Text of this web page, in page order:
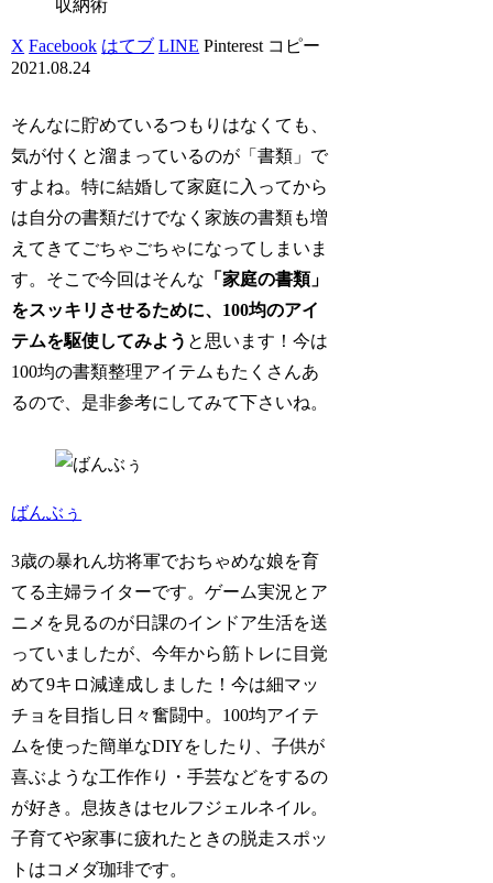
収納術
X Facebook はてブ LINE Pinterest コピー
2021.08.24
そんなに貯めているつもりはなくても、
気が付くと溜まっているのが「書類」で
すよね。特に結婚して家庭に入ってから
は自分の書類だけでなく家族の書類も増
えてきてごちゃごちゃになってしまいま
す。そこで今回はそんな 「家庭の書類」
をスッキリさせるために、100均のアイ
テムを駆使してみよう と思います！今は
100均の書類整理アイテムもたくさんあ
るので、是非参考にしてみて下さいね。
ばんぶぅ
3歳の暴れん坊将軍でおちゃめな娘を育
てる主婦ライターです。ゲーム実況とア
ニメを見るのが日課のインドア生活を送
っていましたが、今年から筋トレに目覚
めて9キロ減達成しました！今は細マッ
チョを目指し日々奮闘中。100均アイテ
ムを使った簡単なDIYをしたり、子供が
喜ぶような工作作り・手芸などをするの
が好き。息抜きはセルフジェルネイル。
子育てや家事に疲れたときの脱走スポッ
トはコメダ珈琲です。